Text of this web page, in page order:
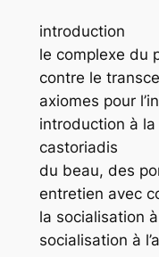
introduction
le complexe du
contre le
axiomes pour
introduction à
castoriadis
du beau, des
entretien avec
la socialisation
socialisation à